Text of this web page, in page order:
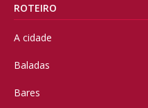
ROTEIRO
A cidade
Baladas
Bares